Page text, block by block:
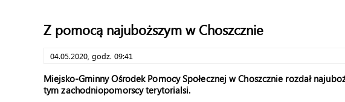
Z pomocą najuboższym w Choszcznie
04.05.2020, godz. 09:41
Miejsko-Gminny Ośrodek Pomocy Społecznej w Choszcznie rozdał
tym zachodniopomorscy terytorialsi.